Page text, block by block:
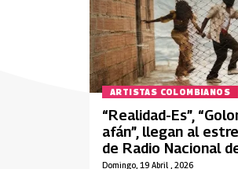
ARTISTAS COLOMBIANOS
Domingo, 19 Abril , 2026
“Realidad-Es”,
afán”, llegan al
de Radio Nacional